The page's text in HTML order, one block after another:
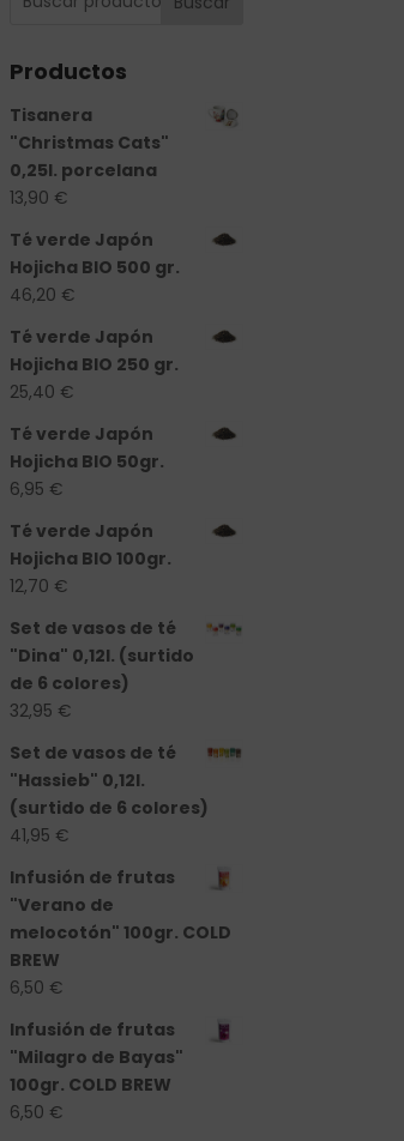
Productos
Tisanera
"Christmas Cats"
0,25l. porcelana
13,90 €
Té verde Japón
Hojicha BIO 500 gr.
46,20 €
Té verde Japón
Hojicha BIO 250 gr.
25,40 €
Té verde Japón
Hojicha BIO 50gr.
6,95 €
Té verde Japón
Hojicha BIO 100gr.
12,70 €
Set de vasos de té
"Dina" 0,12l. (surtido
de 6 colores)
32,95 €
Set de vasos de té
"Hassieb" 0,12l.
(surtido de 6 colores)
41,95 €
Infusión de frutas
"Verano de
melocotón" 100gr. COLD
BREW
6,50 €
Infusión de frutas
"Milagro de Bayas"
100gr. COLD BREW
6,50 €